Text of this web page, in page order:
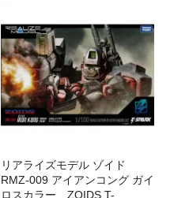
リアライズモデル ゾイド
RMZ-009 アイアンコング ガイ
ロスカラー ZOIDS T-